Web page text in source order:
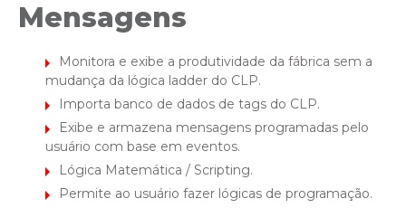
Mensagens
Monitora e exibe a produtividade da fábrica sem a
mudança da lógica ladder do CLP.
Importa banco de dados de tags do CLP.
Exibe e armazena mensagens programadas pelo
usuário com base em eventos.
Lógica Matemática / Scripting.
Permite ao usuário fazer lógicas de programação.